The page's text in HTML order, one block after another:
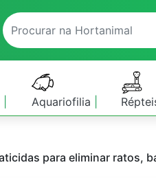
Aquariofilia
para eliminar ratos,